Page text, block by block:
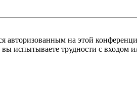
авторизованным на этой
испытываете трудности с